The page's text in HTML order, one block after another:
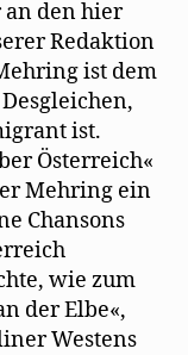
den hier
Redaktion
ist dem
ist.
Österreich«
Mehring ein
Chansons
wie zum
der Elbe«,
Westens